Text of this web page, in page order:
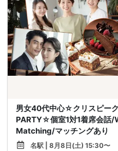
男女40代中心☆クリスピー
PARTY☆個室1対1着席会話
Matching/マッチングあり
名駅 | 8月8日(土) 15:30〜